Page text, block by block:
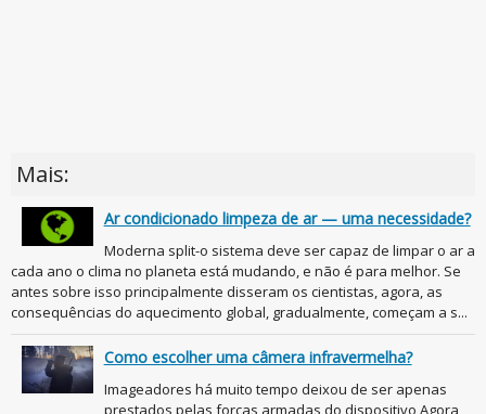
Mais:
Ar condicionado limpeza de ar — uma necessidade?
Moderna split-o sistema deve ser capaz de limpar o ar a
cada ano o clima no planeta está mudando, e não é para melhor. Se
antes sobre isso principalmente disseram os cientistas, agora, as
consequências do aquecimento global, gradualmente, começam a s...
Como escolher uma câmera infravermelha?
Imageadores há muito tempo deixou de ser apenas
prestados pelas forças armadas do dispositivo Agora